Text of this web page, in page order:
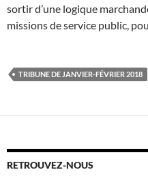
sortir d’une logique
missions de service public,
TRIBUNE DE JANVIER-FÉVRIER 2018
RETROUVEZ-NOUS